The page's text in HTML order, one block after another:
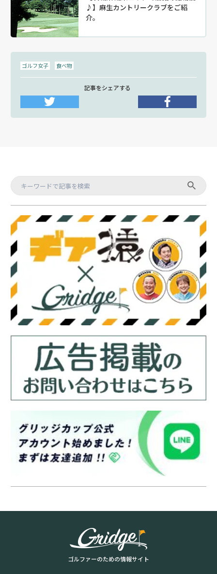
♪】麻生カントリークラブをご紹
介。
ゴルフ女子 食べ物
記事をシェアする
ゴルファーのための情報サイト